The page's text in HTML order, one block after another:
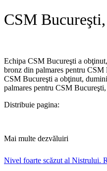
CSM
Echipa CSM Bucureşti a
bronz din palmares pentru
CSM Bucureşti a obţinut,
palmares pentru CSM
Distribuie pagina:
Mai multe dezvăluiri
Nivel foarte scăzut al Nistrului.